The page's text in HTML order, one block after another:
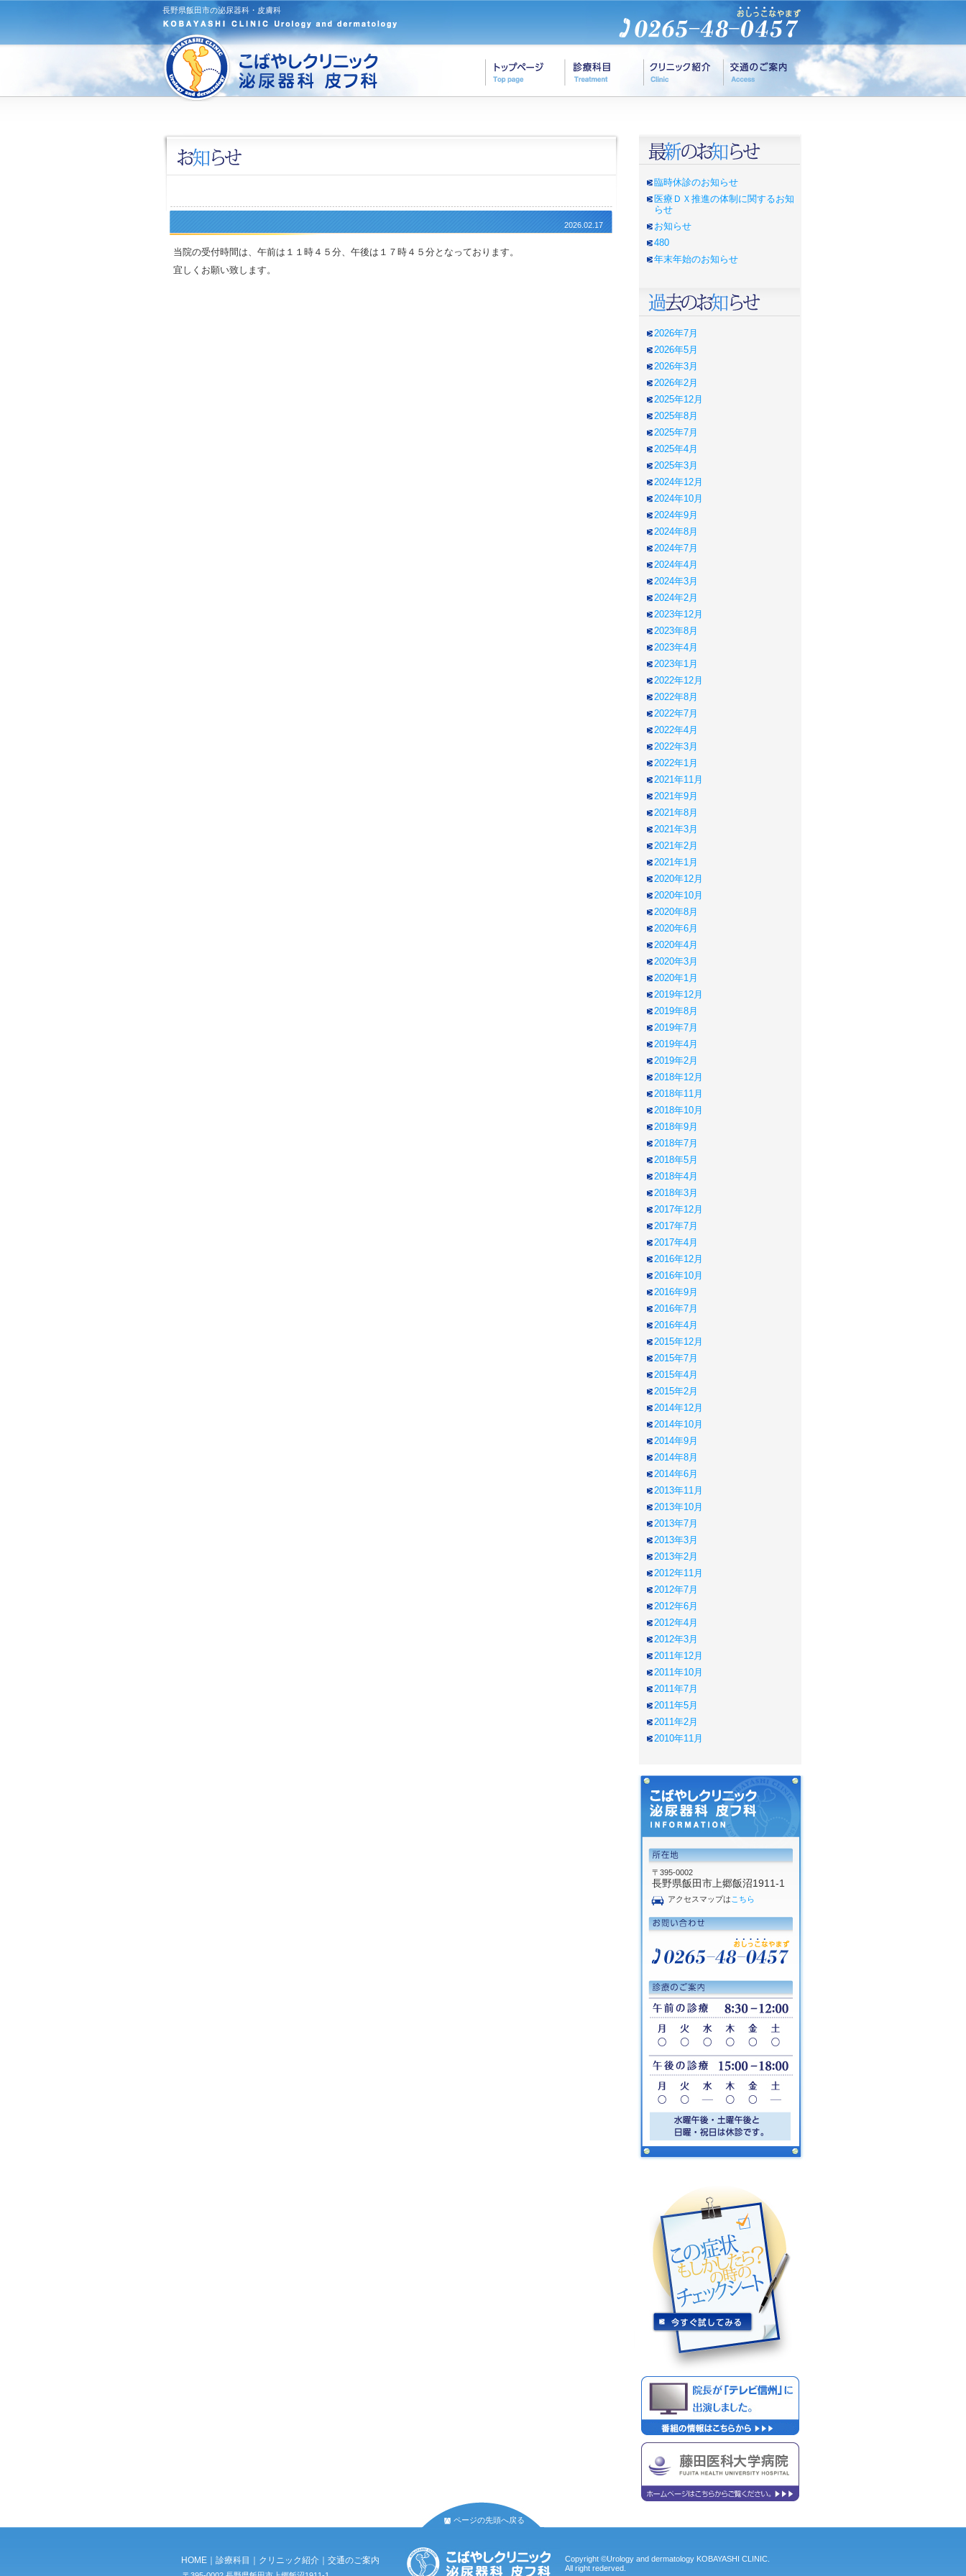
長野県飯田市の泌尿器科・皮膚科
2026.02.17
当院の受付時間は、午前は１１時４５分、午後は１７時４５分となっております。
宜しくお願い致します。
臨時休診のお知らせ
医療ＤＸ推進の体制に関するお知
らせ
お知らせ
480
年末年始のお知らせ
2026年7月
2026年5月
2026年3月
2026年2月
2025年12月
2025年8月
2025年7月
2025年4月
2025年3月
2024年12月
2024年10月
2024年9月
2024年8月
2024年7月
2024年4月
2024年3月
2024年2月
2023年12月
2023年8月
2023年4月
2023年1月
2022年12月
2022年8月
2022年7月
2022年4月
2022年3月
2022年1月
2021年11月
2021年9月
2021年8月
2021年3月
2021年2月
2021年1月
2020年12月
2020年10月
2020年8月
2020年6月
2020年4月
2020年3月
2020年1月
2019年12月
2019年8月
2019年7月
2019年4月
2019年2月
2018年12月
2018年11月
2018年10月
2018年9月
2018年7月
2018年5月
2018年4月
2018年3月
2017年12月
2017年7月
2017年4月
2016年12月
2016年10月
2016年9月
2016年7月
2016年4月
2015年12月
2015年7月
2015年4月
2015年2月
2014年12月
2014年10月
2014年9月
2014年8月
2014年6月
2013年11月
2013年10月
2013年7月
2013年3月
2013年2月
2012年11月
2012年7月
2012年6月
2012年4月
2012年3月
2011年12月
2011年10月
2011年7月
2011年5月
2011年2月
2010年11月
〒395-0002
長野県飯田市上郷飯沼1911-1
アクセスマップは こちら
ページの先頭へ戻る
HOME 診療科目 クリニック紹介 交通のご案内
Copyright ©Urology and dermatology KOBAYASHI CLINIC.
All right rederved.